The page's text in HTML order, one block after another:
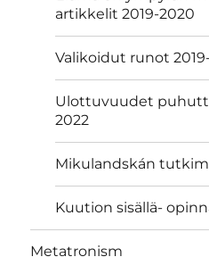
artikkelit 2019-2020
Valikoidut runot
Ulottuvuudet
2022
Mikulandskán
Kuution sisällä-
Metatronism